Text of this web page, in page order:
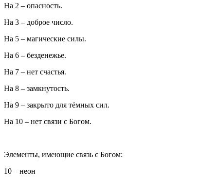
На 2 – опасность.
На 3 – доброе число.
На 5 – магические силы.
На 6 – безденежье.
На 7 – нет счастья.
На 8 – замкнутость.
На 9 – закрыто для тёмных сил.
На 10 – нет связи с Богом.
Элементы, имеющие связь с Богом:
10 – неон